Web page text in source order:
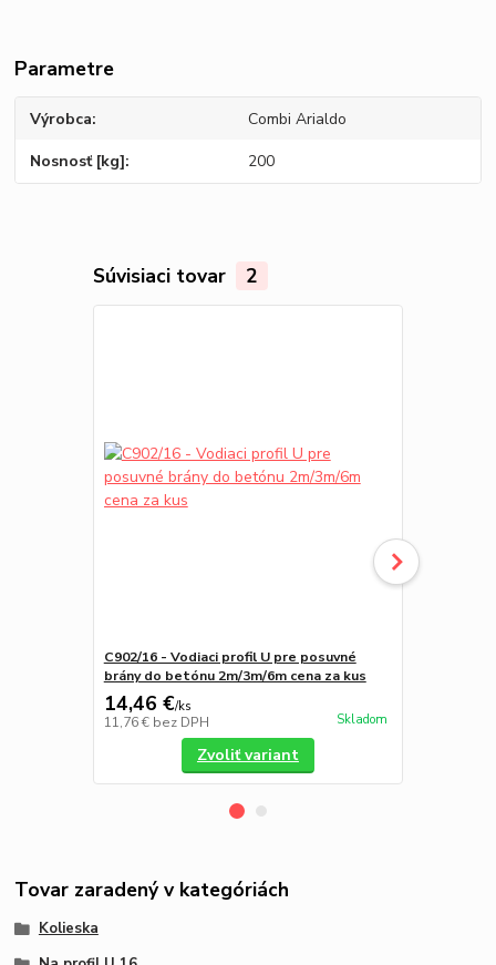
Parametre
Výrobca Combi Arialdo
Nosnosť [kg] 200
Súvisiaci tovar 2
C902/16 - Vodiaci profil U pre posuvné
brány do betónu 2m/3m/6m cena za kus
14,46 €/ks
11,76 € bez DPH Skladom
Zvoliť variant
Tovar zaradený v kategóriách
Kolieska